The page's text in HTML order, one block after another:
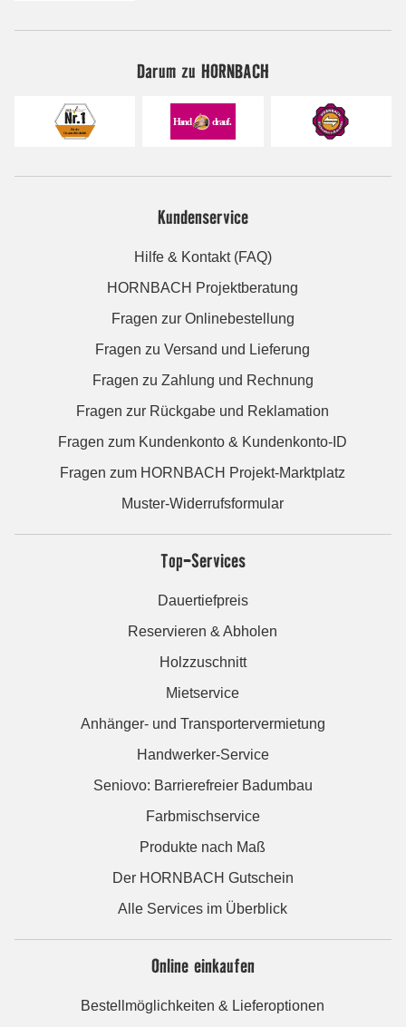
Darum zu HORNBACH
Kundenservice
Hilfe & Kontakt (FAQ)
HORNBACH Projektberatung
Fragen zur Onlinebestellung
Fragen zu Versand und Lieferung
Fragen zu Zahlung und Rechnung
Fragen zur Rückgabe und Reklamation
Fragen zum Kundenkonto & Kundenkonto-ID
Fragen zum HORNBACH Projekt-Marktplatz
Muster-Widerrufsformular
Top-Services
Dauertiefpreis
Reservieren & Abholen
Holzzuschnitt
Mietservice
Anhänger- und Transportervermietung
Handwerker-Service
Seniovo: Barrierefreier Badumbau
Farbmischservice
Produkte nach Maß
Der HORNBACH Gutschein
Alle Services im Überblick
Online einkaufen
Bestellmöglichkeiten & Lieferoptionen